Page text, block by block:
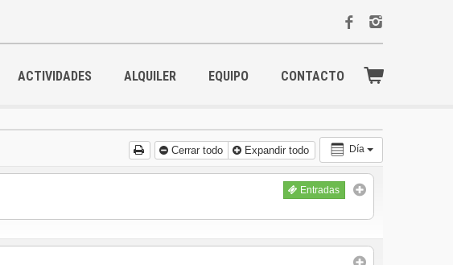
ACTIVIDADES ALQUILER EQUIPO CONTACTO
Día
Cerrar todo Expandir todo
Entradas